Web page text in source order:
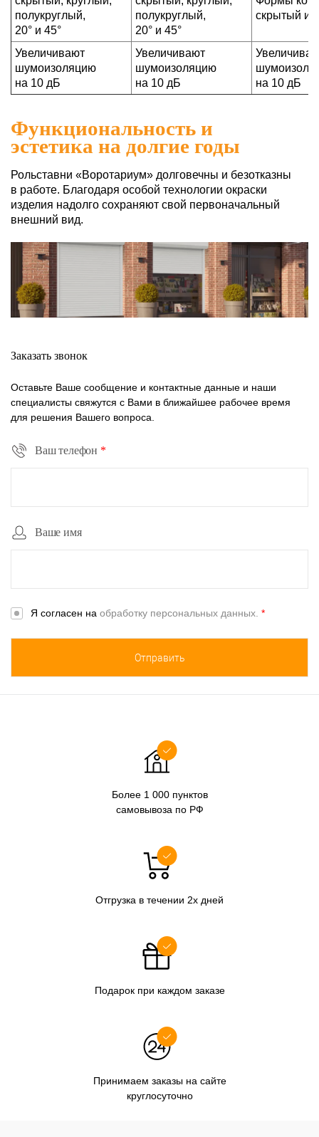
полукруглый,
20° и 45°
полукруглый,
20° и 45°
скрытый и
Увеличивают
шумоизоляцию
на 10 дБ
Увеличивают
шумоизоляцию
на 10 дБ
на 10 дБ
Функциональность и
эстетика на долгие годы
Рольставни «Воротариум» долговечны и безотказны
в работе. Благодаря особой технологии окраски
изделия надолго сохраняют свой первоначальный
внешний вид.
Заказать звонок
Оставьте Ваше сообщение и контактные данные и наши
специалисты свяжутся с Вами в ближайшее рабочее время
для решения Вашего вопроса.
Ваш телефон *
Ваше имя
Я согласен на обработку персональных данных. *
Более 1 000 пунктов
самовывоза по РФ
Отгрузка в течении 2х дней
Подарок при каждом заказе
Принимаем заказы на сайте
круглосуточно